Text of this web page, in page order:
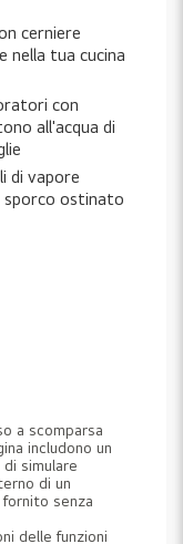
cerniere
nella tua cucina
con
all'acqua di
di vapore
sporco ostinato
a scomparsa
includono un
simulare
di un
senza
delle funzioni